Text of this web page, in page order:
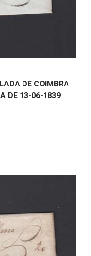
DE COIMBRA
DE 13-06-1839